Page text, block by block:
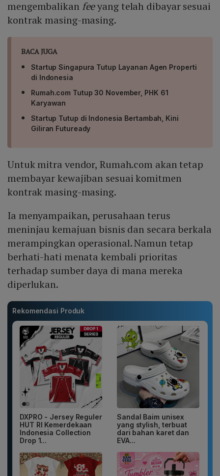
mengembalikan feeyang telah dibayar sesuai
kontrak masing-masing.
BACA JUGA
Startup Singapura Tutup Layanan Agen Properti
di Indonesia
Rumah.com Tutup 30 November, PHK 61
Karyawan
Startup Tutup di Indonesia Bertambah, Kini
Giliran Futuready
Untuk mitra vendor, Rumah.com akan tetap
membayar kewajiban sesuai komitmen
kontrak masing-masing.
Ia menyampaikan, perusahaan terus
meninjau kemajuan bisnis dan secara berkala
merampingkan operasional. Namun tetap
berhati-hati menata kembali prioritas
terhadap sumber daya di mana mereka
diperlukan.
Rekomendasi Produk
DXPRO - Jersey Reguler
HUT RI Kemerdekaan
Indonesia Collection
Drop 1...
Sandal Baim unisex
yang stylish, terbuat
dari bahan karet dan
EVA...